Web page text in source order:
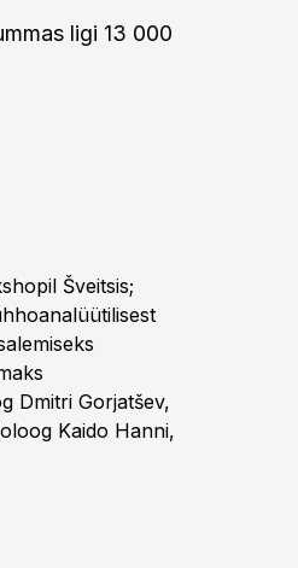
ligi 13 000
Šveitsis;
Dmitri Gorjatšev,
Kaido Hanni,